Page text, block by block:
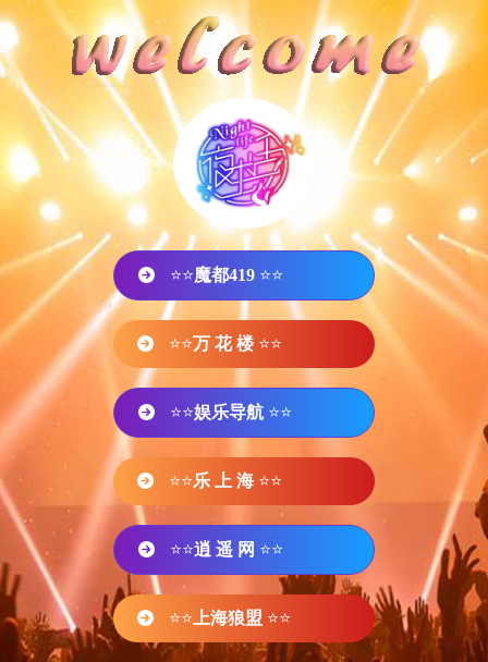
⭐⭐魔都419 ⭐⭐
⭐⭐万 花 楼 ⭐⭐
⭐⭐娱乐导航 ⭐⭐
⭐⭐乐 上 海 ⭐⭐
⭐⭐逍 遥 网 ⭐⭐
⭐⭐ 上海狼盟 ⭐⭐